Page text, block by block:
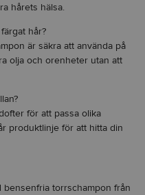
hårets hälsa.
hår?
är säkra att använda på
olja och orenheter utan att
för att passa olika
produktlinje för att hitta din
torrschampon från